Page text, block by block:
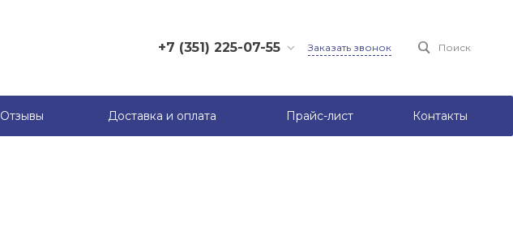
+7 (351) 225-07-55
+7 (950) 722-82-13
Заказать звонок Поиск
Отзывы Доставка и оплата Прайс-лист Контакты